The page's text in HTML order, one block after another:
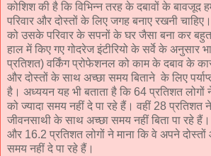
कोशिश की है कि विभिन्न तरह के दबावों के बावजूद
परिवार और दोस्तों के लिए जगह बनाए रखनी
को उसके परिवार के सपनों के घर जैसा बना कर
हाल में किए गए गोदरेज इंटीरियो के सर्वे के अनुसार
प्रतिशत) वर्किंग प्रोफेशनल को काम के दबाव के
और दोस्तों के साथ अच्छा समय बिताने के लिए
है। अध्ययन यह भी बताता है कि 64 प्रतिशत लोगों
को ज्यादा समय नहीं दे पा रहे हैं। वहीं 28 प्रतिशत
जीवनसाथी के साथ अच्छा समय नहीं बिता पा रहे
और 16.2 प्रतिशत लोगों ने माना कि वे अपने दोस्तों
समय नहीं दे पा रहे हैं।